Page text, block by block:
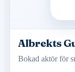
Albrekts
Bokad aktör för